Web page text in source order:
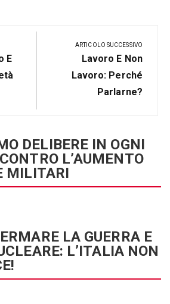
E
ARTICOLO SUCCESSIVO
Prossimo
Post
Lavoro E Non
Lavoro: Perché
Parlarne?
DELIBERE IN OGNI
L’AUMENTO
MILITARI
LA GUERRA E
L’ITALIA NON